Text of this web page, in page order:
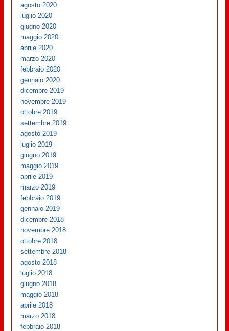
agosto 2020
luglio 2020
giugno 2020
maggio 2020
aprile 2020
marzo 2020
febbraio 2020
gennaio 2020
dicembre 2019
novembre 2019
ottobre 2019
settembre 2019
agosto 2019
luglio 2019
giugno 2019
maggio 2019
aprile 2019
marzo 2019
febbraio 2019
gennaio 2019
dicembre 2018
novembre 2018
ottobre 2018
settembre 2018
agosto 2018
luglio 2018
giugno 2018
maggio 2018
aprile 2018
marzo 2018
febbraio 2018